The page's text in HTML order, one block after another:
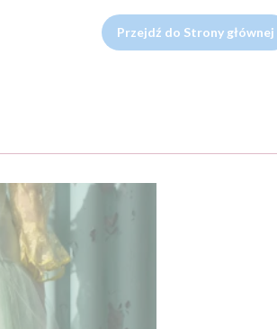
Przejdź do Strony głównej